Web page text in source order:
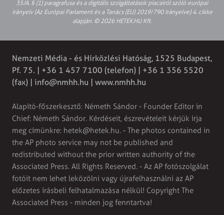
35/A. § (1) paragrafusa és a digitális szolgáltatások piacairól szóló európai
irányelv (Az Európai Parlament és a Tanács (EU) 2019/790 Irányelve) 4. cikke
alapján. © 2026 HETEK.HU Kft.
Nemzeti Média - és Hírközlési Hatóság, 1525 Budapest,
Pf. 75. | +36 1 457 7100 (telefon) | +36 1 356 5520
(fax) | info@nmhh.hu | www.nmhh.hu
Alapító-főszerkesztő: Németh Sándor - Founder Editor in
Chief: Németh Sándor. Kérdéseit, észrevételeit kérjük írja
meg címünkre: hetek@hetek.hu. - The photos contained in
the AP photo service may not be published and
redistributed without the prior written authority of the
Associated Press. All Rights Reserved. - Az AP fotószolgálat
fotóit nem lehet leközölni vagy újrafelhasználni az AP
előzetes írásbeli felhatalmazása nélkül! Copyright The
Associated Press - minden jog fenntartva!